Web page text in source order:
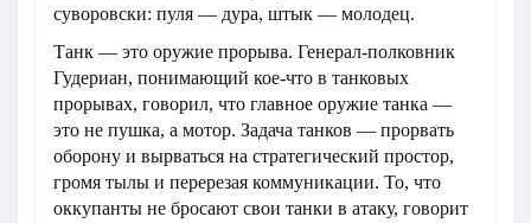
суворовски: пуля — дура, штык — молодец.
Танк — это оружие прорыва. Генерал-полковник
Гудериан, понимающий кое-что в танковых
прорывах, говорил, что главное оружие танка —
это не пушка, а мотор. Задача танков — прорвать
оборону и вырваться на стратегический простор,
громя тылы и перерезая коммуникации. То, что
оккупанты не бросают свои танки в атаку, говорит